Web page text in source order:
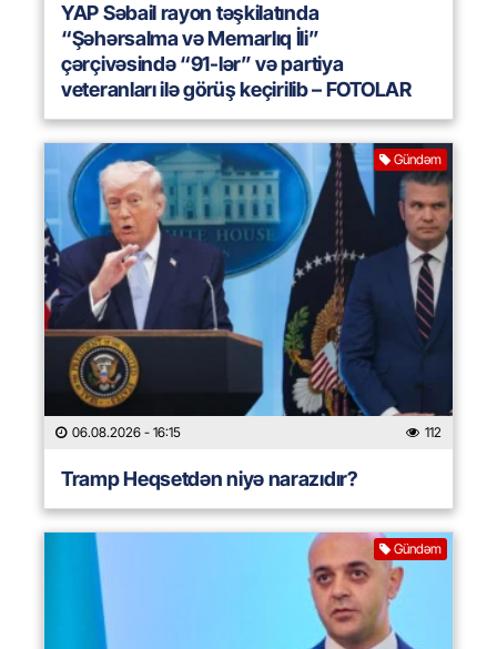
YAP Səbail rayon təşkilatında
“Şəhərsalma və Memarlıq İli”
çərçivəsində “91-lər” və partiya
veteranları ilə görüş keçirilib – FOTOLAR
Gündəm
06.08.2026 - 16:15 112
Tramp Heqsetdən niyə narazıdır?
Gündəm